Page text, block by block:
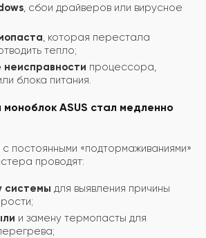
, сбои драйверов или вирусное
, которая перестала
тепло;
процессора,
блока питания.
ASUS стал медленно
постоянными «подтормаживаниями»
проводят:
системы для выявления причины
и замену термопасты для